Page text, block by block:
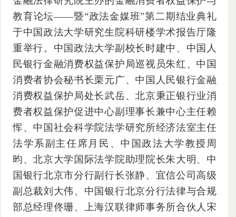
教育论坛——暨“政法金媒班”第二期结业典礼
于中国政法大学研究生院科研楼学术报告厅隆
重举行。中国政法大学副校长时建中、中国人
民银行金融消费权益保护局巡视员朱红、中国
消费者协会秘书长栗元广、中国人民银行金融
消费权益保护局处长武岳、北京秉正银行业消
费者权益保护促进中心副理事长兼中心主任赖
恽、中国社会科学院法学研究所经济法室主任
法学系副主任席月民、中国政法大学教授周
昀、北京大学国际法学院助理院长朱大明、中
国银行北京市分行副行长张静、宜信公司高级
副总裁刘大伟、中国银行北京分行法律与合规
部总经理佟珊、上海汉联律师事务所合伙人宋